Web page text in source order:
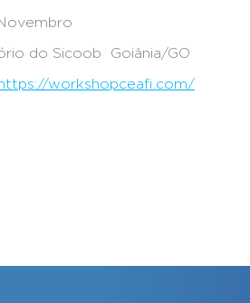
do Sicoob Goiânia/GO
workshopceafi.com/